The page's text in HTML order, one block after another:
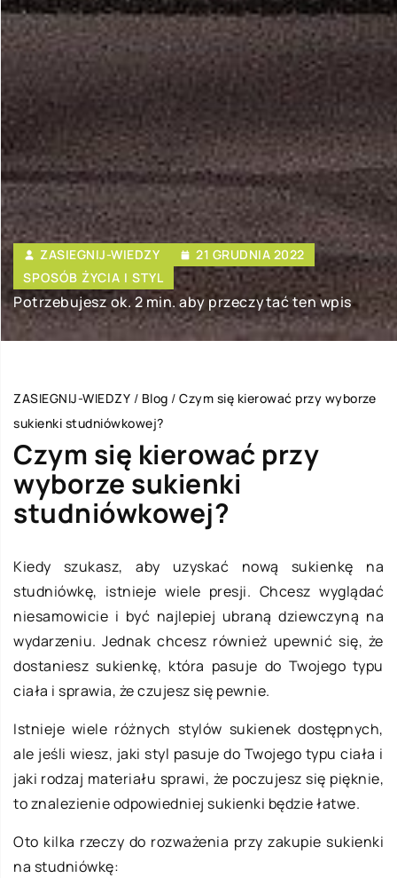
ZASIEGNIJ-WIEDZY
21 GRUDNIA 2022
SPOSÓB ŻYCIA I STYL
Potrzebujesz ok. 2 min. aby przeczytać ten wpis
ZASIEGNIJ-WIEDZY / Blog / Czym się kierować przy wyborze
sukienki studniówkowej?
Czym się kierować przy
wyborze sukienki
studniówkowej?
Kiedy szukasz, aby uzyskać nową sukienkę na
studniówkę, istnieje wiele presji. Chcesz wyglądać
niesamowicie i być najlepiej ubraną dziewczyną na
wydarzeniu. Jednak chcesz również upewnić się, że
dostaniesz sukienkę, która pasuje do Twojego typu
ciała i sprawia, że czujesz się pewnie.
Istnieje wiele różnych stylów sukienek dostępnych,
ale jeśli wiesz, jaki styl pasuje do Twojego typu ciała i
jaki rodzaj materiału sprawi, że poczujesz się pięknie,
to znalezienie odpowiedniej sukienki będzie łatwe.
Oto kilka rzeczy do rozważenia przy zakupie sukienki
na studniówkę: